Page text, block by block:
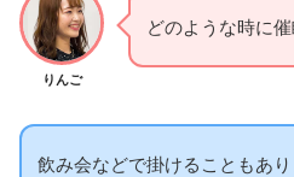
りんご
どのような時に
飲み会などで掛けることもあり